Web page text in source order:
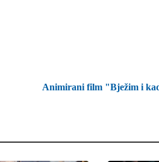
Animirani film "Bježim i